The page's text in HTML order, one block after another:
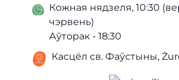
Кожная нядзеля, 10:30
чэрвень)
Аўторак - 18:30
Касцёл св. Фаўстыны,